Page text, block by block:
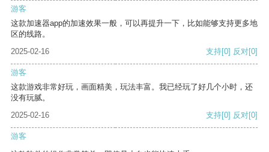
游客
这款加速器app的加速效果一般，可以再提升一下，比如能够支持更多地
区的线路。
2025-02-16
支持[0] 反对[0]
游客
这款游戏非常好玩，画面精美，玩法丰富。我已经玩了好几个小时，还
没有玩腻。
2025-02-16
支持[0] 反对[0]
游客